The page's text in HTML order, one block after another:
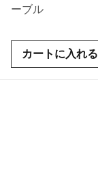
ーブル
カートに入れる